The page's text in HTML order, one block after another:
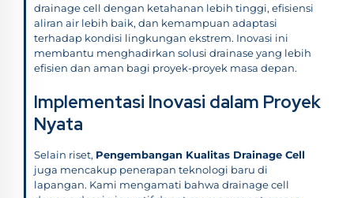
drainage cell dengan ketahanan lebih tinggi, efisiensi
aliran air lebih baik, dan kemampuan adaptasi
terhadap kondisi lingkungan ekstrem. Inovasi ini
membantu menghadirkan solusi drainase yang lebih
efisien dan aman bagi proyek-proyek masa depan.
Implementasi Inovasi dalam Proyek
Nyata
Selain riset, Pengembangan Kualitas Drainage Cell
juga mencakup penerapan teknologi baru di
lapangan. Kami mengamati bahwa drainage cell